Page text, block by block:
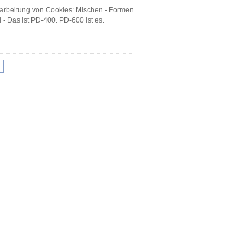
von Cookies: Mischen - Formen
Das ist PD-400. PD-600 ist es.